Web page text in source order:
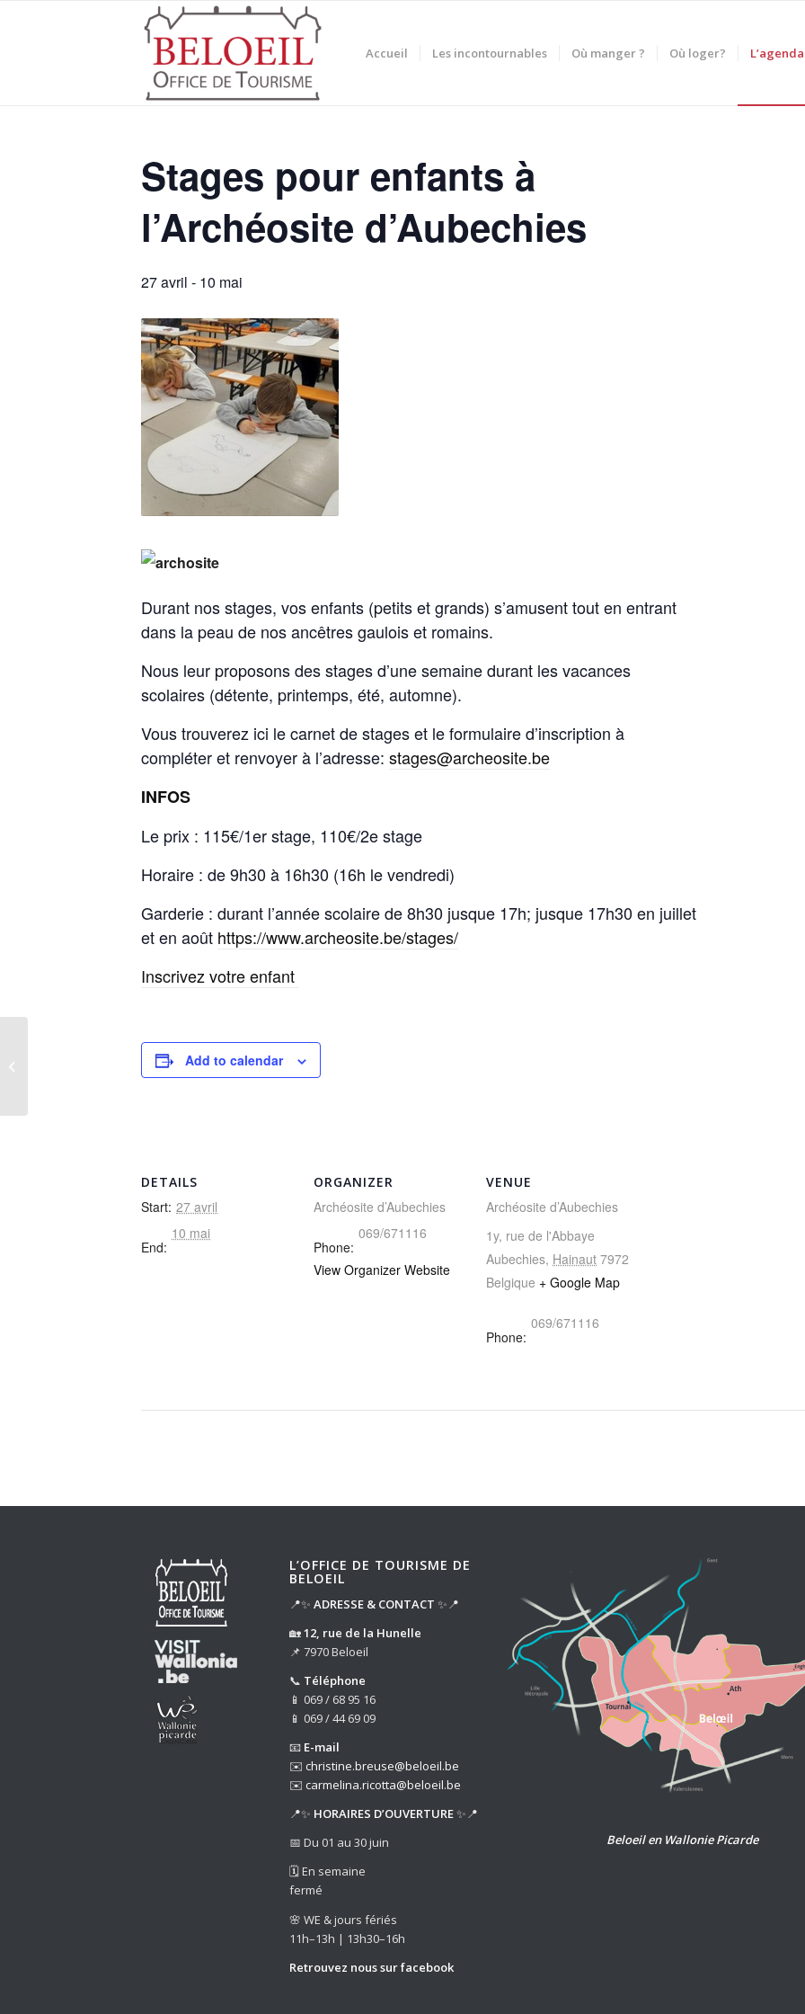
Accueil Les incontournables Où manger ? Où loger? L’agenda
Stages pour enfants à
l’Archéosite d’Aubechies
27 avril - 10 mai
Durant nos stages, vos enfants (petits et grands) s’amusent tout en entrant
dans la peau de nos ancêtres gaulois et romains.
Nous leur proposons des stages d’une semaine durant les vacances
scolaires (détente, printemps, été, automne).
Vous trouverez ici le carnet de stages et le formulaire d’inscription à
compléter et renvoyer à l’adresse: stages@archeosite.be
INFOS
Le prix : 115€/1er stage, 110€/2e stage
Horaire : de 9h30 à 16h30 (16h le vendredi)
Garderie : durant l’année scolaire de 8h30 jusque 17h; jusque 17h30 en juillet
et en août https://www.archeosite.be/stages/
Inscrivez votre enfant
Add to calendar
DETAILS
Start: 27 avril
End:
10 mai
ORGANIZER
Archéosite d’Aubechies
Phone:
069/671116
View Organizer Website
VENUE
Archéosite d’Aubechies
1y, rue de l'Abbaye
Aubechies, Hainaut 7972
Belgique + Google Map
Phone:
069/671116
L’OFFICE DE TOURISME DE
BELOEIL
📍✨ ADRESSE & CONTACT ✨📍
🏡12, rue de la Hunelle
📌 7970 Beloeil
📞 Téléphone
📱 069 / 68 95 16
📱 069 / 44 69 09
📧 E-mail
✉️ christine.breuse@beloeil.be
✉️ carmelina.ricotta@beloeil.be
📍✨ HORAIRES D’OUVERTURE✨📍
📅 Du 01 au 30 juin
🗓️ En semaine
fermé
🌸 WE & jours fériés
11h–13h | 13h30–16h
Retrouvez nous surfacebook
Beloeil en Wallonie Picarde